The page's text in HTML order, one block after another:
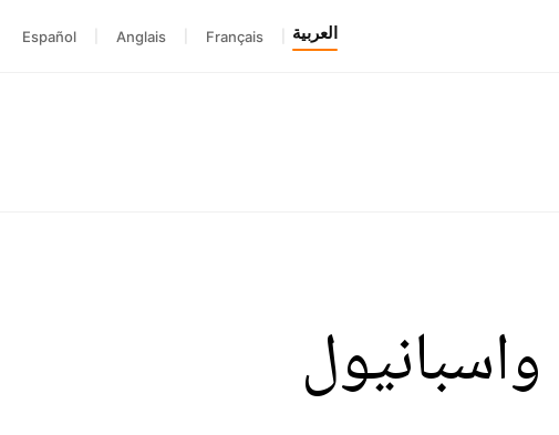
العربية Français
Anglais
Español